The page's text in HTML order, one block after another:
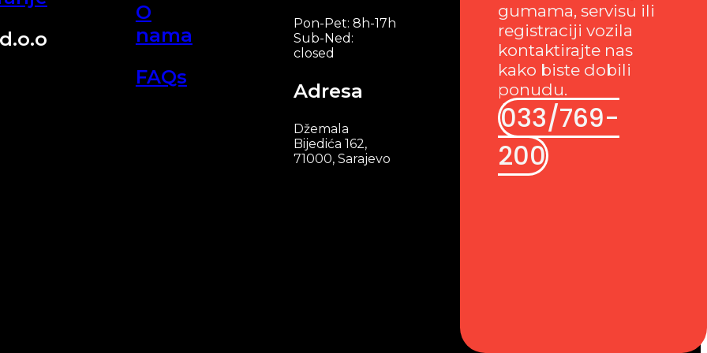
O
nama
FAQs
Pon-Pet: 8h-17h
Sub-Ned:
closed
Adresa
Džemala
Bijedića 162,
71000, Sarajevo
gumama, servisu ili
registraciji vozila
kontaktirajte nas
kako biste dobili
ponudu.
033/769-
200